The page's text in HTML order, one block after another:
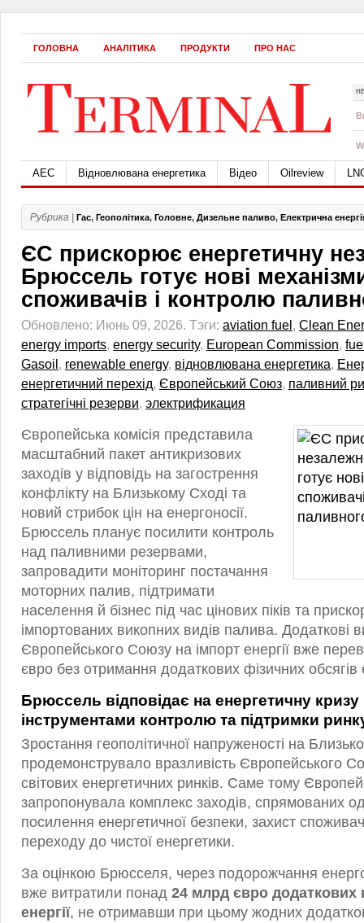
ГОЛОВНА АНАЛІТИКА ПРОДУКТИ ПРО НАС
АЕС Відновлювана енергетика Відео Oilreview
Рубрика | Гас, Геополітика, Головне, Дизельне паливо, Електрична
ЄС прискорює енергетичну
Брюссель готує нові
споживачів і контролю
Обновлено: Июнь 09, 2026. Тэги: aviation fuel, Clean
energy imports, energy security, European Commission,
Gasoil, renewable energy, відновлювана енергетика,
енергетичний перехід, Європейський Союз, паливний
стратегічні резерви, электрификация
Європейська комісія представила
масштабний пакет антикризових
заходів у відповідь на загострення
конфлікту на Близькому Сході та
новий стрибок цін на енергоносії.
Брюссель планує посилити контроль
над паливними резервами,
запровадити моніторинг постачання
моторних палив, підтримати
населення й бізнес під час цінових піків та
імпортованих викопних видів палива. Додаткові
Європейського Союзу на імпорт енергії вже
євро без отримання додаткових фізичних обсягів
Брюссель відповідає на енергетичну
інструментами контролю та підтримки
Зростання геополітичної напруженості на
продемонструвало вразливість Європейського
світових енергетичних ринків. Саме тому
запропонувала комплекс заходів, спрямованих
посилення енергетичної безпеки, захист
переходу до чистої енергетики.
За оцінкою Брюсселя, через подорожчання
вже витратили понад 24 млрд євро додаткових
енергії, не отримавши при цьому жодних